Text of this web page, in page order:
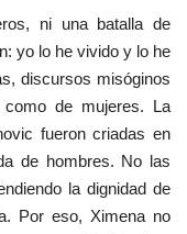
ni una batalla de
yo lo he vivido y lo he
discursos misóginos
de mujeres. La
fueron criadas en
de hombres. No las
la dignidad de
Por eso, Ximena no